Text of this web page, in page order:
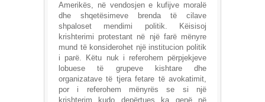
Amerikës, në vendosjen e kufijve moralë
dhe shqetësimeve brenda të cilave
shpaloset mendimi politik. Këisisoj
krishterimi protestant në një farë mënyre
mund të konsiderohet një institucion politik
i parë. Këtu nuk i referohem përpjekjeve
lobuese të grupeve kishtare dhe
organizatave të tjera fetare të avokatimit,
por i referohem mënyrës se si një
krishterim kudo depërtues ka qenë në